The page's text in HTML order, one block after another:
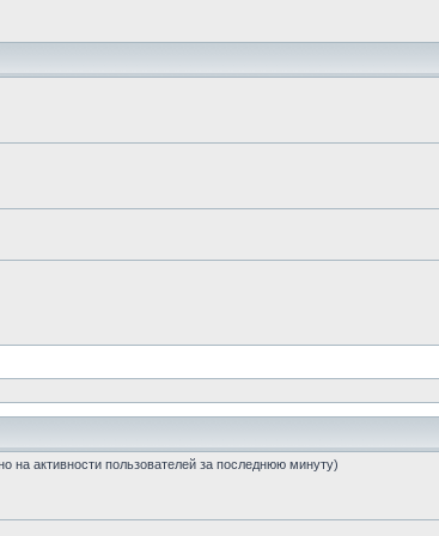
на активности пользователей за последнюю минуту)